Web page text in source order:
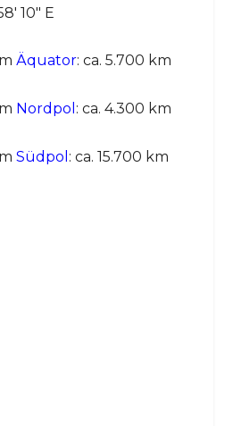
10″ E
Äquator: ca. 5.700 km
Nordpol : ca. 4.300 km
Südpol : ca. 15.700 km